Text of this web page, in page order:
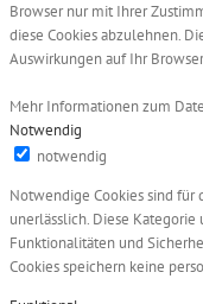
Browser nur mit Ihrer
diese Cookies abzulehnen.
Auswirkungen auf Ihr
Mehr Informationen zum
Notwendig
notwendig
Notwendige Cookies sind für
unerlässlich. Diese
Funktionalitäten und
Cookies speichern keine